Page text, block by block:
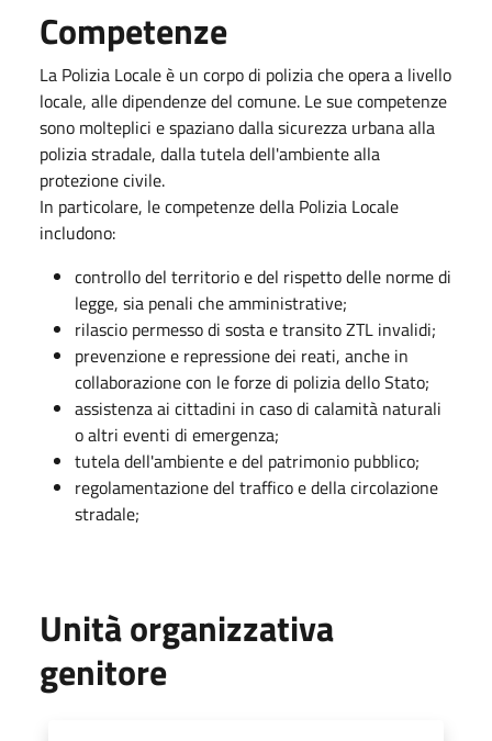
Competenze
La Polizia Locale è un corpo di polizia che opera a livello
locale, alle dipendenze del comune. Le sue competenze
sono molteplici e spaziano dalla sicurezza urbana alla
polizia stradale, dalla tutela dell'ambiente alla
protezione civile.
In particolare, le competenze della Polizia Locale
includono:
controllo del territorio e del rispetto delle norme di
legge, sia penali che amministrative;
rilascio permesso di sosta e transito ZTL invalidi;
prevenzione e repressione dei reati, anche in
collaborazione con le forze di polizia dello Stato;
assistenza ai cittadini in caso di calamità naturali
o altri eventi di emergenza;
tutela dell'ambiente e del patrimonio pubblico;
regolamentazione del traffico e della circolazione
stradale;
Unità organizzativa
genitore